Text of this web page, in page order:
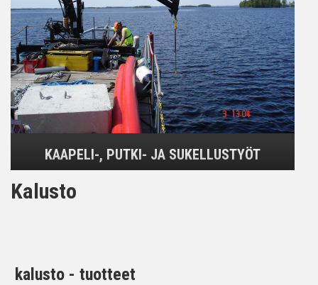
KAAPELI-, PUTKI- JA SUKELLUSTYÖT
Kalusto
kalusto - tuotteet